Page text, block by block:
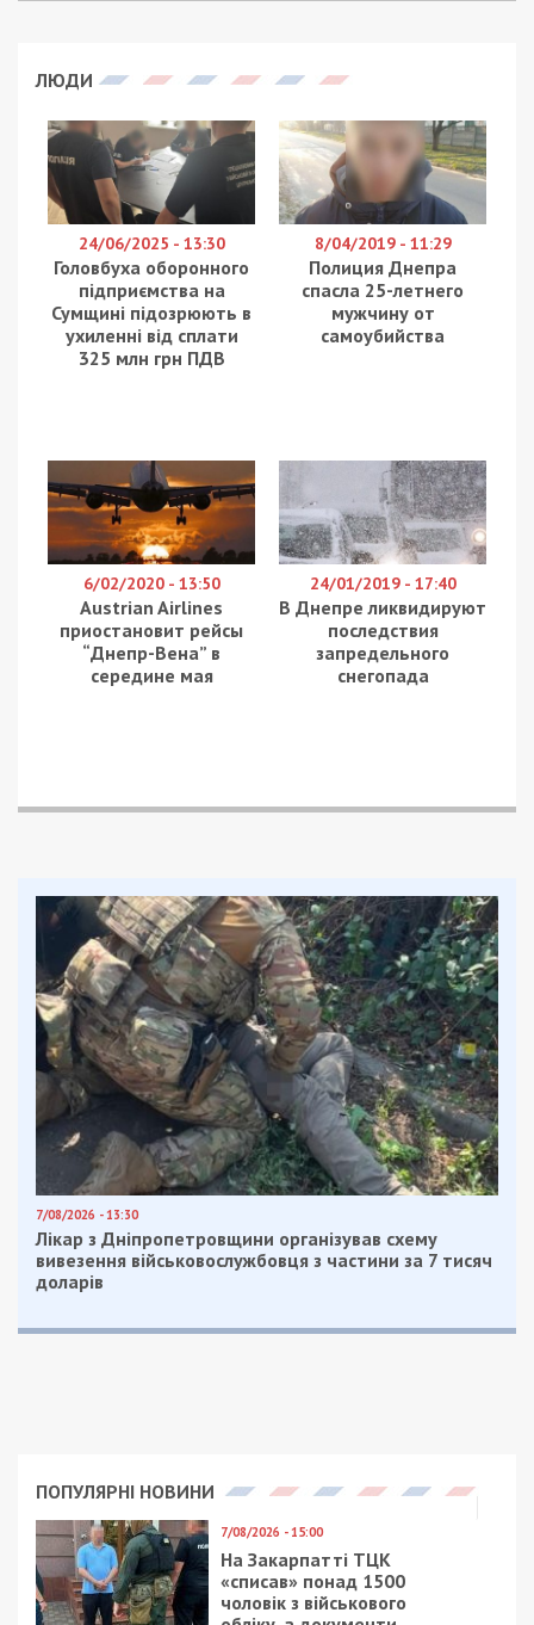
Міський голова Дніпра Борис Філатов заявив, що
Національна поліція знала
про готування замаху
на нього, однак не повідомила про це. Водночас, за
канал мера Дніпра.
У новому дописі в соціальних мережах мер
Дніпра Борис Філатов оприлюднив інформацію,
яка викликала широкий резонанс. За його
словами, правоохоронні органи мали дані про
загрозу його життю, однак не повідомили про це.
«Кілька годин тому українські ЗМІ повідомили, що, коли
у Шевченківському районному суді Львова представили
«Я солідаризуюся з Сергієм у вдячності Національній
поліції, котрій стало відомо, що на нас готують
замахи, і котра не обмовилася про це жодним словом».
Водночас, мер заявив, що замість захисту він та
його родина отримують кримінальне
переслідування з боку правоохоронців:
«Я точно знаю, що просто зараз шановна Національна
поліція клепає нові справи вже не лише проти мене, а й
проти членів моєї родини. Проти моєї сестри, доньки
та дружини».
ситуаціях, коли місто потерпає від обстрілів:
Попри серйозні звинувачення, мер подякував
поліції — проте ця подяка мала відчутний
підтекст: